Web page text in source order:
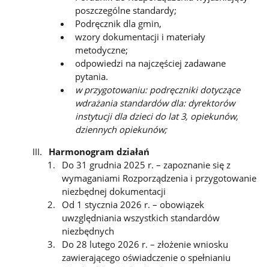
poszczególne standardy;
Podręcznik dla gmin,
wzory dokumentacji i materiały
metodyczne;
odpowiedzi na najczęściej zadawane
pytania.
w przygotowaniu: podręczniki dotyczące
wdrażania standardów dla: dyrektorów
instytucji dla dzieci do lat 3, opiekunów,
dziennych opiekunów;
Harmonogram działań
Do 31 grudnia 2025 r. – zapoznanie się z
wymaganiami Rozporządzenia i przygotowanie
niezbędnej dokumentacji
Od 1 stycznia 2026 r. – obowiązek
uwzględniania wszystkich standardów
niezbędnych
Do 28 lutego 2026 r. – złożenie wniosku
zawierającego oświadczenie o spełnianiu